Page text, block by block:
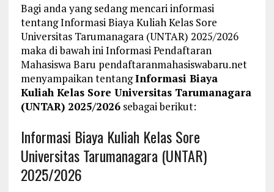
Bagi anda yang sedang mencari informasi
tentang Informasi Biaya Kuliah Kelas Sore
Universitas Tarumanagara (UNTAR) 2025/2026
maka di bawah ini Informasi Pendaftaran
Mahasiswa Baru pendaftaranmahasiswabaru.net
menyampaikan tentangInformasi Biaya
Kuliah Kelas Sore Universitas Tarumanagara
(UNTAR) 2025/2026sebagai berikut:
Informasi Biaya Kuliah Kelas Sore
Universitas Tarumanagara (UNTAR)
2025/2026